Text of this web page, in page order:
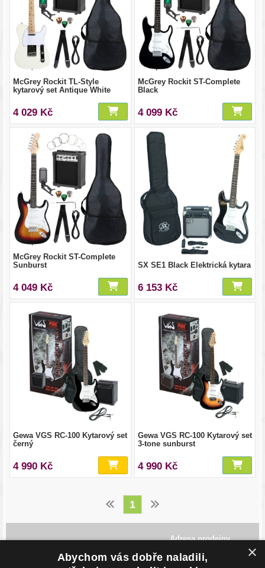
McGrey Rockit TL-Style
kytarový set Antique White
4 029 Kč
McGrey Rockit ST-Complete
Black
4 099 Kč
McGrey Rockit ST-Complete
Sunburst
4 049 Kč
SX SE1 Black Elektrická kytara
6 153 Kč
Gewa VGS RC-100 Kytarový set
černý
4 990 Kč
Gewa VGS RC-100 Kytarový set
3-tone sunburst
4 990 Kč
1
Adresa prodejny
Havlíčkovo Nábřeží 28,
702 00, Ostrava
×
Abychom vás dobře naladili,